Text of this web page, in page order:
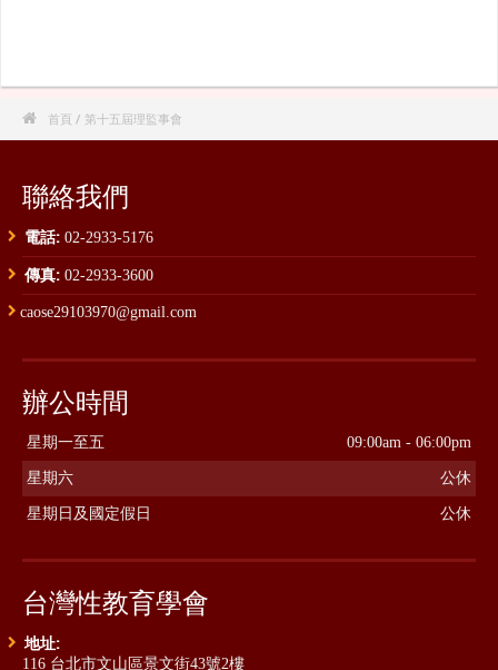
 首頁 / 第十五屆理監事會
聯絡我們
電話: 02-2933-5176
傳真: 02-2933-3600
caose29103970@gmail.com
辦公時間
星期一至五 09:00am - 06:00pm
星期六 公休
星期日及國定假日 公休
台灣性教育學會
地址:
116 台北市文山區景文街43號2樓